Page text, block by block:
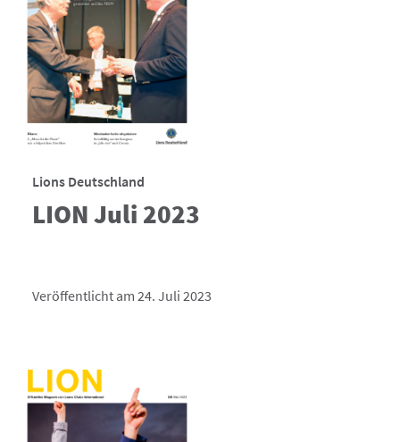
Lions Deutschland
LION Juli 2023
Veröffentlicht am 24. Juli 2023